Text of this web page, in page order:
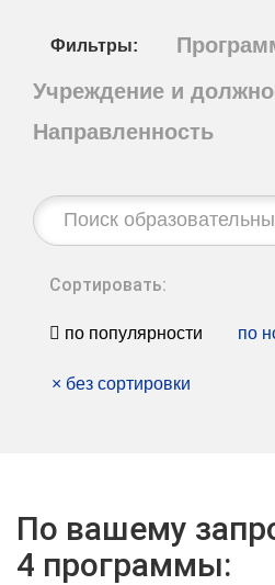
Фильтры:
Учреждение и
Направленность
Строка
поиска:
Сортировать:
по популярности по
× без сортировки
По вашему
4 программы: